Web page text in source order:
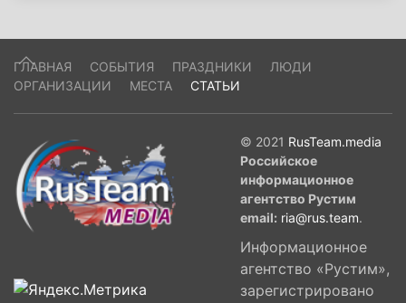
ГЛАВНАЯ СОБЫТИЯ ПРАЗДНИКИ
ЛЮДИ
ОРГАНИЗАЦИИ
МЕСТА СТАТЬИ
© 2021 RusTeam.media
Российское
информационное
агентство Рустим
email: ria@rus.team.
Информационное
агентство «Рустим»,
зарегистрировано